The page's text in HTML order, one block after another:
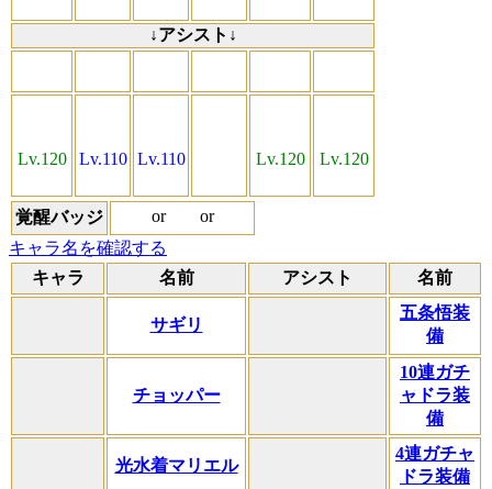
↓アシスト↓
Lv.120 Lv.110 Lv.110 Lv.120 Lv.120
覚醒バッジ or
or
キャラ名を確認する
キャラ
名前 アシスト 名前
サギリ
五条悟装
備
チョッパー
10連ガチ
ャドラ装
備
光水着マリエル
4連ガチャ
ドラ装備